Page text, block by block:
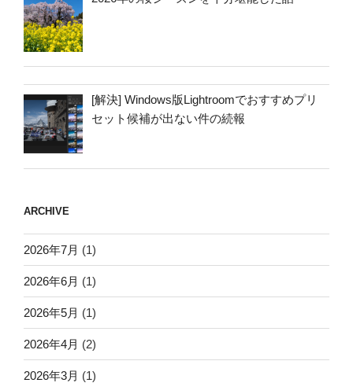
[解決] Windows版Lightroomでおすすめプリ
セット候補が出ない件の続報
ARCHIVE
2026年7月 (1)
2026年6月 (1)
2026年5月 (1)
2026年4月 (2)
2026年3月 (1)